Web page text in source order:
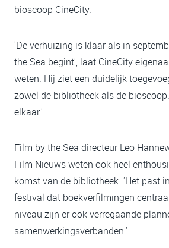
bioscoop CineCity.
'De verhuizing is klaar als in
the Sea begint', laat CineCity
weten. Hij ziet een duidelijk
zowel de bibliotheek als de
elkaar.'
Film by the Sea directeur Leo
Film Nieuws weten ook heel
komst van de bibliotheek. 'Het past
festival dat boekverfilmingen
niveau zijn er ook verregaande
samenwerkingsverbanden.'